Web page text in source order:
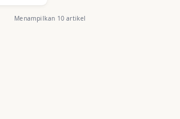
Menampilkan 10 artikel